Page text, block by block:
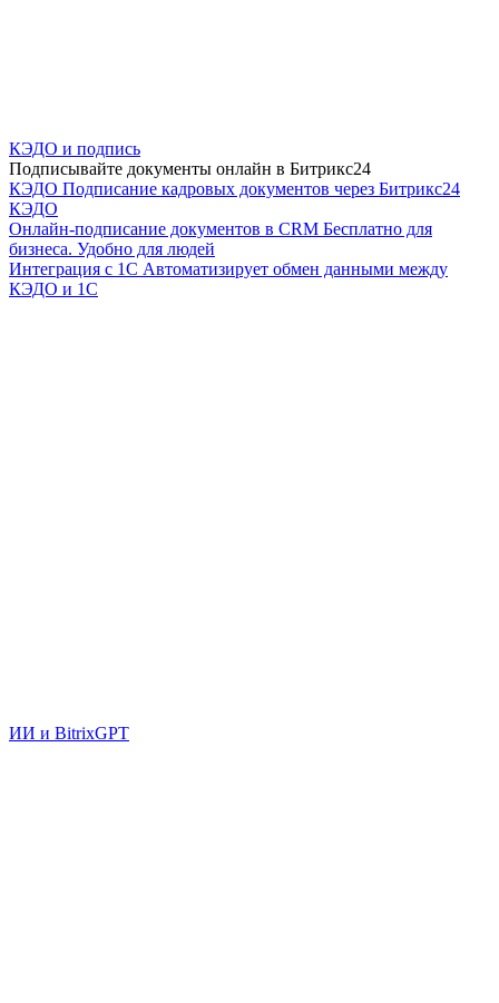
КЭДО и подпись
Подписывайте документы онлайн в Битрикс24
КЭДО Подписание кадровых документов через Битрикс24
КЭДО
Онлайн-подписание документов в CRM Бесплатно для
бизнеса. Удобно для людей
Интеграция с 1С Автоматизирует обмен данными между
КЭДО и 1С
ИИ и BitrixGPT